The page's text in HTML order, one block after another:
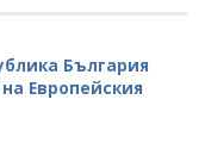
България
Европейския